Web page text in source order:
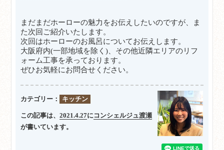
まだまだホーローの魅力をお伝えしたいのですが、ま
た次回ご紹介いたします。
次回はホーローのお風呂についてお伝えします。
大阪府内(一部地域を除く)、 その他近隣エリアのリフ
ォーム工事を承っております。
ぜひお気軽にお問合せください。
カテゴリー： キッチン
この記事は、2021.4.27に コンシェルジュ渡瀬
が書いています。